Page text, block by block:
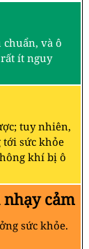
và ô
ít nguy
tuy nhiên,
tới sức khỏe
khí bị ô
cảm
sức khỏe.